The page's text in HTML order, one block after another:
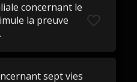
concernant le
la preuve
sept vies